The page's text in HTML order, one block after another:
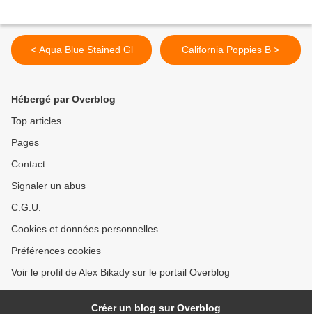
< Aqua Blue Stained Gl California Poppies B >
Hébergé par Overblog
Top articles
Pages
Contact
Signaler un abus
C.G.U.
Cookies et données personnelles
Préférences cookies
Voir le profil de Alex Bikady sur le portail Overblog
Créer un blog sur Overblog